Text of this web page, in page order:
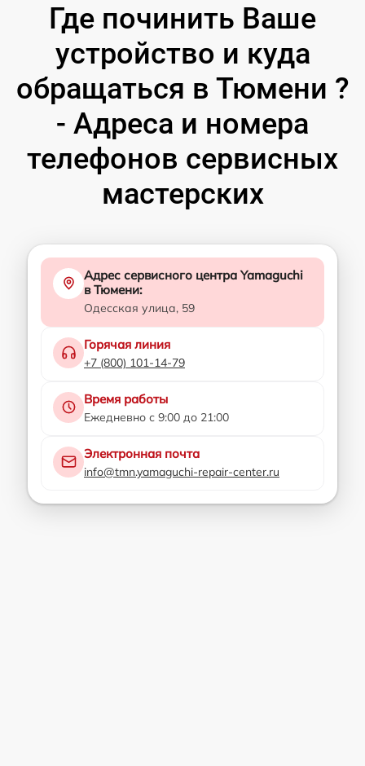
Где починить Ваше
устройство и куда
обращаться в Тюмени ?
- Адреса и номера
телефонов сервисных
мастерских
Адрес сервисного центра Yamaguchi
в Тюмени:
Одесская улица, 59
Горячая линия
+7 (800) 101-14-79
Время работы
Ежедневно с 9:00 до 21:00
Электронная почта
info@tmn.yamaguchi-repair-center.ru